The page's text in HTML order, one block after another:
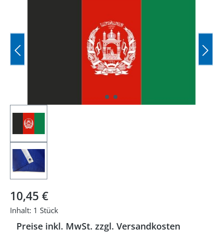
Regulärer Preis:
10,45 €
Inhalt: 1 Stück
Preise inkl. MwSt. zzgl. Versandkosten